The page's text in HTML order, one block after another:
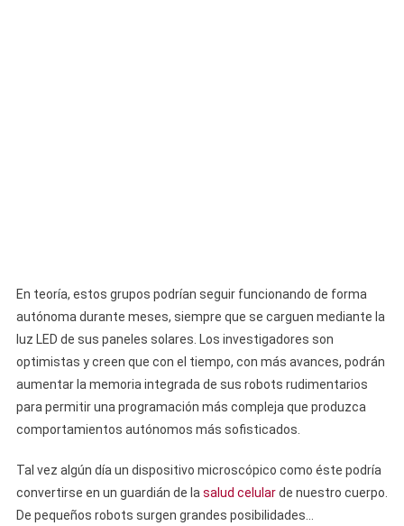
En teoría, estos grupos podrían seguir funcionando de forma
autónoma durante meses, siempre que se carguen mediante la
luz LED de sus paneles solares. Los investigadores son
optimistas y creen que con el tiempo, con más avances, podrán
aumentar la memoria integrada de sus robots rudimentarios
para permitir una programación más compleja que produzca
comportamientos autónomos más sofisticados.
Tal vez algún día un dispositivo microscópico como éste podría
convertirse en un guardián de la salud celularde nuestro cuerpo.
De pequeños robots surgen grandes posibilidades…